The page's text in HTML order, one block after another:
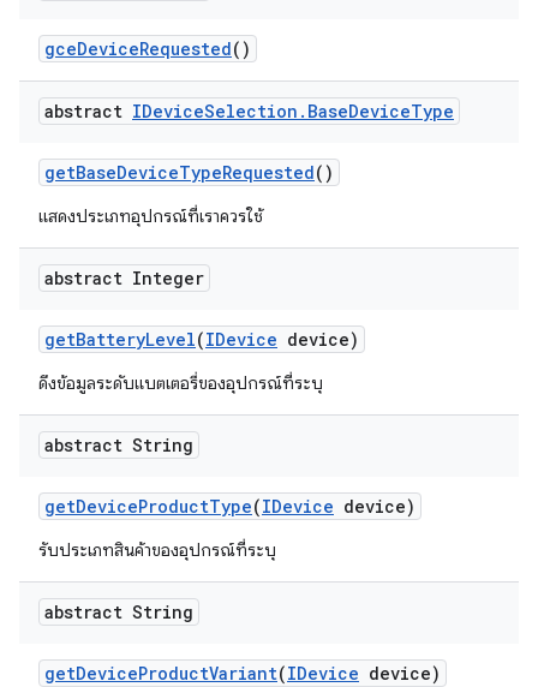
gceDeviceRequested()
abstract IDeviceSelection . BaseDeviceType
getBaseDeviceTypeRequested()
แสดงประเภทอุปกรณ์ที่เราควรใช้
abstract Integer
getBatteryLevel(IDevice device)
ดึงข้อมูลระดับแบตเตอรี่ของอุปกรณ์ที่ระบุ
abstract String
getDeviceProductType(IDevice device)
รับประเภทสินค้าของอุปกรณ์ที่ระบุ
abstract String
getDeviceProductVariant(IDevice device)